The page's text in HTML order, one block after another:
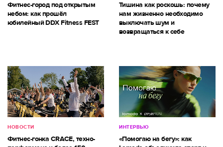
Фитнес-город под открытым
небом: как прошёл
юбилейный DDX Fitness FEST
Тишина как роскошь: почему
нам жизненно необходимо
выключать шум и
возвращаться к себе
НОВОСТИ
Фитнес-гонка CRACE, техно-
ИНТЕРВЬЮ
«Помогаю на бегу»: как